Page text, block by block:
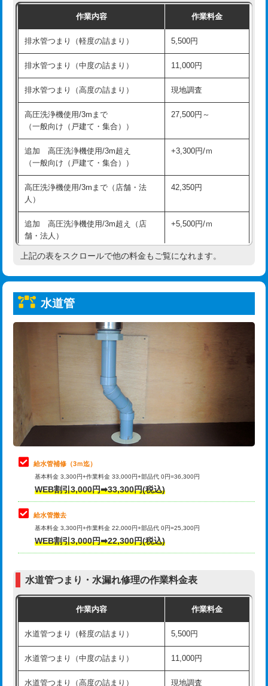
現場見積
※給水管工事は20mmまでの価格です。
持込商品取付（単水栓） 13,200円
持込商品取付（混合水栓） 16,500円
持込商品取付（浄水器・分岐水栓） 16,500円
給水管工事※（ホール加工) 16,500円
給水管工事※（バンド止め) 3,300円
給水管工事※（支持金具設置)
給水管工事※（保温材使用（バンド止
め込み）)
5,500円
給水管工事※（土の掘削・埋め戻し作
業)
11,000円
給水管工事※（塩ビ管（VP・HI）使
用/3ｍまで)
33,000円
給水管工事※（塩ビ管（VP・HI）使
+8,800円
給水管工事※（ライニング鋼管・銅
管・ポリ管・HT管使用/3ｍまで)
給水管工事※（ライニング鋼管・銅
管・ポリ管・HT管使用/3ｍ超え)
排水管工事（土の掘削・埋め戻し作
11,000円~
排水管工事（排水管工事/3ｍまで） 55,000円
排水管工事（追加 排水管工事/3ｍ超
マス交換（土の掘削・埋め戻し作業）
マス交換（深さ50㎝未満）
マス交換（深さ50㎝以上）
コンクリート斫り（厚さ10㎝まで）
モルタル補修（厚さ10㎝超え） 38,500円
洗面台設置 38,500円
化粧台設置 22,000円
作業内容 作業料金
排水管つまり（軽度の詰まり） 5,500円
排水管つまり（中度の詰まり） 11,000円
排水管つまり（高度の詰まり） 現地調査
高圧洗浄機使用/3mまで
（一般向け（戸建て・集合））
27,500円～
追加 高圧洗浄機使用/3m超え
（一般向け（戸建て・集合））
+3,300円/ｍ
高圧洗浄機使用/3mまで（店舗・法
人）
42,350円
追加 高圧洗浄機使用/3m超え（店
舗・法人）
+5,500円/ｍ
高度高圧洗浄換 現地調査
トーラー機使用/3mまで
追加トーラー機使用/3m超え
33,000円
8,800円
止水・漏水調査・防水処理・清掃・修
理・調整・分解・加工など（軽作業）
11,000円
止水・漏水調査・防水処理・清掃・修
理・調整・分解・加工など（中作業）
止水・漏水調査・防水処理・清掃・修
理・調整・分解・加工など（重作業）
33,000円
その他部品の脱着
交換・取付（タンク）
式）)
式・ワンホール）)
交換・取付(排水栓・排水トラップ
22,000円+材料費
上記の表をスクロールで他の料金もご覧になれます。
水道管
給水管補修（3ｍ迄）
基本料金 3,300円+作業料金 33,000円+部品代 0円=36,300円
WEB割引3,000円➡33,300円(税込)
給水管撤去
基本料金 3,300円+作業料金 22,000円+部品代 0円=25,300円
WEB割引3,000円➡22,300円(税込)
水道管つまり・水漏れ修理の作業料金表
作業内容 作業料金
水道管つまり（軽度の詰まり） 5,500円
水道管つまり（中度の詰まり） 11,000円
水道管つまり（高度の詰まり） 現地調査